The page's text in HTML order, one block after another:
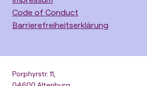
Code of Conduct
Barrierefreiheitserklärung
Porphyrstr. 11,